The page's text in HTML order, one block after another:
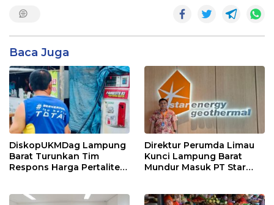
Baca Juga
DiskopUKMDag Lampung
Barat Turunkan Tim
Respons Harga Pertalite
Direktur Perumda Limau
Kunci Lampung Barat
Mundur Masuk PT Star